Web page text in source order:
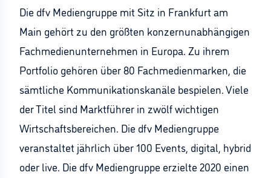
Die dfv Mediengruppe mit Sitz in Frankfurt am
Main gehört zu den größten konzernunabhängigen
Fachmedienunternehmen in Europa. Zu ihrem
Portfolio gehören über 80 Fachmedienmarken, die
sämtliche Kommunikationskanäle bespielen. Viele
der Titel sind Marktführer in zwölf wichtigen
Wirtschaftsbereichen. Die dfv Mediengruppe
veranstaltet jährlich über 100 Events, digital, hybrid
oder live. Die dfv Mediengruppe erzielte 2020 einen